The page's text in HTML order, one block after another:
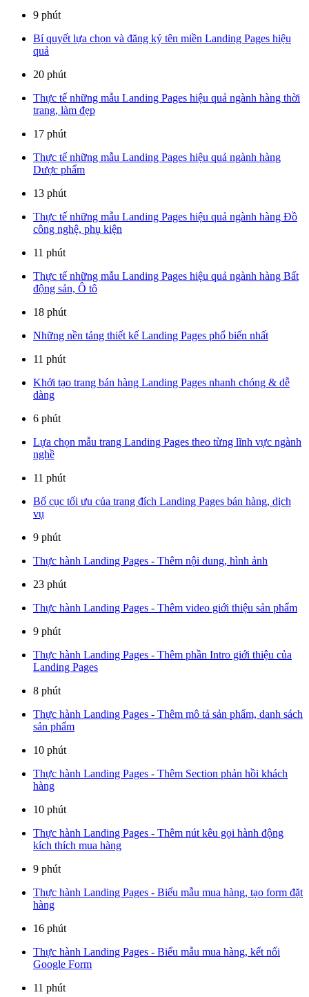
9 phút
Bí quyết lựa chọn và đăng ký tên miền Landing Pages hiệu
quả
20 phút
Thực tế những mẫu Landing Pages hiệu quả ngành hàng thời
trang, làm đẹp
17 phút
Thực tế những mẫu Landing Pages hiệu quả ngành hàng
Dược phẩm
13 phút
Thực tế những mẫu Landing Pages hiệu quả ngành hàng Đồ
công nghệ, phụ kiện
11 phút
Thực tế những mẫu Landing Pages hiệu quả ngành hàng Bất
động sản, Ô tô
18 phút
Những nền tảng thiết kế Landing Pages phổ biến nhất
11 phút
Khởi tạo trang bán hàng Landing Pages nhanh chóng & dễ
dàng
6 phút
Lựa chọn mẫu trang Landing Pages theo từng lĩnh vực ngành
nghề
11 phút
Bố cục tối ưu của trang đích Landing Pages bán hàng, dịch
vụ
9 phút
Thực hành Landing Pages - Thêm nội dung, hình ảnh
23 phút
Thực hành Landing Pages - Thêm video giới thiệu sản phẩm
9 phút
Thực hành Landing Pages - Thêm phần Intro giới thiệu của
Landing Pages
8 phút
Thực hành Landing Pages - Thêm mô tả sản phẩm, danh sách
sản phẩm
10 phút
Thực hành Landing Pages - Thêm Section phản hồi khách
hàng
10 phút
Thực hành Landing Pages - Thêm nút kêu gọi hành động
kích thích mua hàng
9 phút
Thực hành Landing Pages - Biểu mẫu mua hàng, tạo form đặt
hàng
16 phút
Thực hành Landing Pages - Biểu mẫu mua hàng, kết nối
Google Form
11 phút